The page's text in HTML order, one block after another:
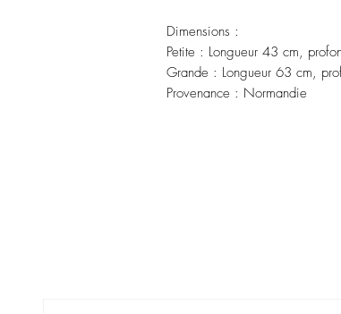
Dimensions :
Petite : Longueur 43 cm,
Grande : Longueur 63 cm,
Provenance : Normandie